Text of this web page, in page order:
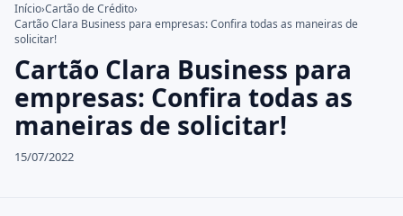
Cartão de Crédito
Empréstimo
Finanças
Legal
Buscar no site
Buscar por:
Pressione Enter para buscar ou ESC para fechar.
Início›Cartão de Crédito›
Cartão Clara Business para empresas: Confira todas as maneiras de
solicitar!
Cartão Clara Business para
empresas: Confira todas as
maneiras de solicitar!
15/07/2022